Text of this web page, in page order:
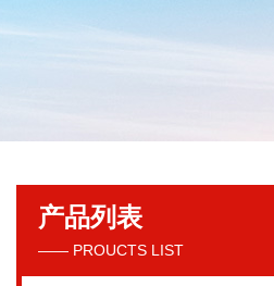
贝克曼库尔特国际贸易（上海）有限公
产品列表
—— PROUCTS LIST